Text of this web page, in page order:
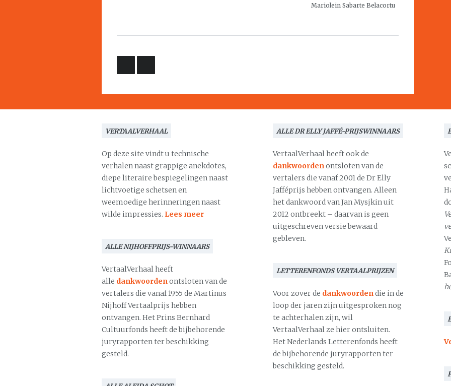
Mariolein Sabarte Belacortu
VERTAALVERHAAL
Op deze site vindt u technische
verhalen naast grappige anekdotes,
diepe literaire bespiegelingen naast
lichtvoetige schetsen en
weemoedige herinneringen naast
wilde impressies. Lees meer
ALLE NIJHOFFPRIJS-WINNAARS
VertaalVerhaal heeft
alle dankwoordenontsloten van de
vertalers die vanaf 1955 de Martinus
Nijhoff Vertaalprijs hebben
ontvangen. Het Prins Bernhard
Cultuurfonds heeft de bijbehorende
juryrapporten ter beschikking
gesteld.
ALLE DR ELLY JAFFÉ-PRIJSWINNAARS
VertaalVerhaal heeft ook de
dankwoordenontsloten van de
vertalers die vanaf 2001 de Dr Elly
Jafféprijs hebben ontvangen. Alleen
het dankwoord van Jan Mysjkin uit
2012 ontbreekt – daarvan is geen
uitgeschreven versie bewaard
gebleven.
LETTERENFONDS VERTAALPRIJZEN
Voor zover de dankwoordendie in de
loop der jaren zijn uitgesproken nog
te achterhalen zijn, wil
VertaalVerhaal ze hier ontsluiten.
Het Nederlands Letterenfonds heeft
de bijbehorende juryrapporten ter
beschikking gesteld.